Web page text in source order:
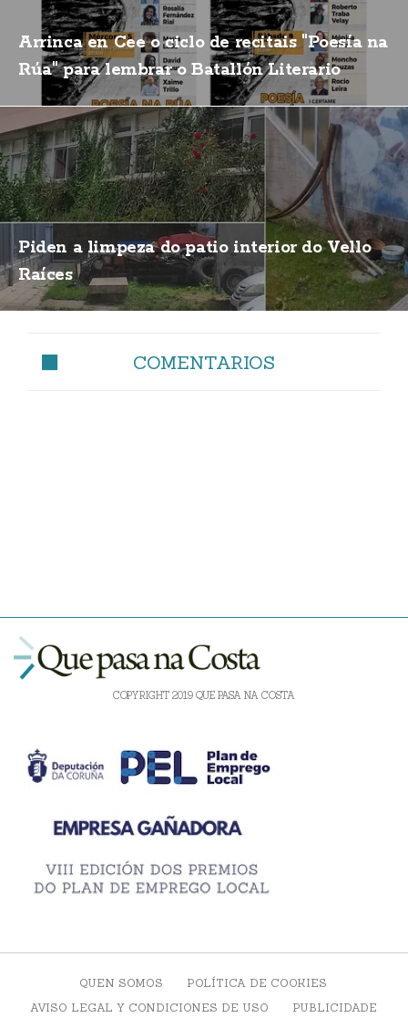
Arrinca en Cee o ciclo de recitais "Poesía na
Rúa" para lembrar o Batallón Literario
Piden a limpeza do patio interior do Vello
Raíces
COMENTARIOS
COPYRIGHT 2019 QUE PASA NA COSTA
QUEN SOMOS
POLÍTICA DE COOKIES
AVISO LEGAL Y CONDICIONES DE USO
PUBLICIDADE